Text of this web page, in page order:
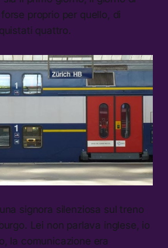
proprio per quello, di
quattro.
signora silenziosa sul treno
Lei non parlava inglese, io
la comunicazione era